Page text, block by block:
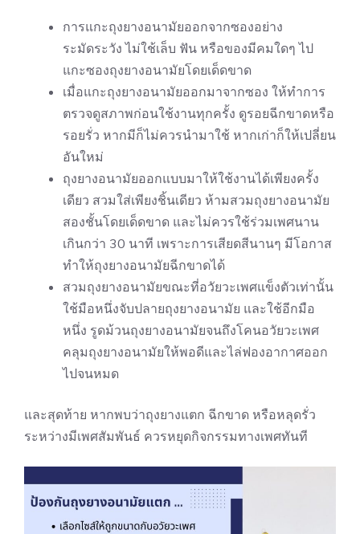
การแกะถุงยางอนามัยออกจากซองอย่าง
ระมัดระวัง ไม่ใช้เล็บ ฟัน หรือของมีคมใดๆ ไป
แกะซองถุงยางอนามัยโดยเด็ดขาด
เมื่อแกะถุงยางอนามัยออกมาจากซอง ให้ทำการ
ตรวจดูสภาพก่อนใช้งานทุกครั้ง ดูรอยฉีกขาดหรือ
รอยรั่ว หากมีก็ไม่ควรนำมาใช้ หากเก่าก็ให้เปลี่ยน
อันใหม่
ถุงยางอนามัยออกแบบมาให้ใช้งานได้เพียงครั้ง
เดียว สวมใส่เพียงชิ้นเดียว ห้ามสวมถุงยางอนามัย
สองชั้นโดยเด็ดขาด และไม่ควรใช้ร่วมเพศนาน
เกินกว่า 30 นาที เพราะการเสียดสีนานๆ มีโอกาส
ทำให้ถุงยางอนามัยฉีกขาดได้
สวมถุงยางอนามัยขณะที่อวัยวะเพศแข็งตัวเท่านั้น
ใช้มือหนึ่งจับปลายถุงยางอนามัย และใช้อีกมือ
หนึ่ง รูดม้วนถุงยางอนามัยจนถึงโคนอวัยวะเพศ
คลุมถุงยางอนามัยให้พอดีและไล่ฟองอากาศออก
ไปจนหมด
และสุดท้าย หากพบว่าถุงยางแตก ฉีกขาด หรือหลุดรั่ว
ระหว่างมีเพศสัมพันธ์ ควรหยุดกิจกรรมทางเพศทันที